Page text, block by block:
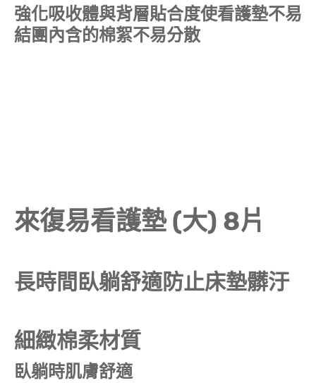
強化吸收體與背層貼合度使看護墊不易
結團內含的棉絮不易分散
來復易看護墊 (大) 8片
長時間臥躺舒適防止床墊髒汙
細緻棉柔材質
臥躺時肌膚舒適